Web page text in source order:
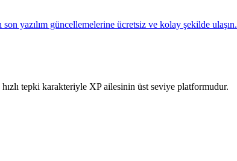
yazılım güncellemelerine ücretsiz ve kolay şekilde ulaşın.
tepki karakteriyle XP ailesinin üst seviye platformudur.